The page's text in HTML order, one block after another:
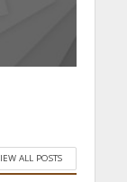
ALL POSTS